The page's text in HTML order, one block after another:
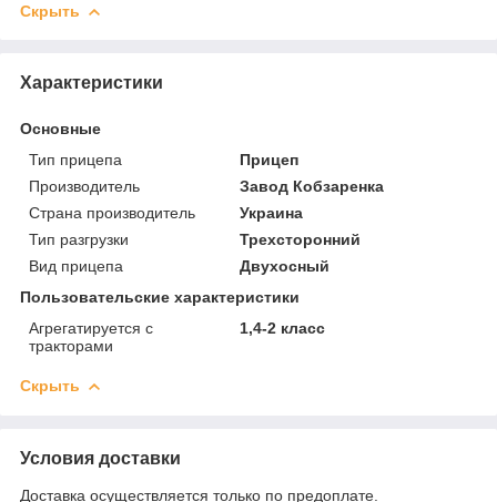
Скрыть
Характеристики
Основные
Тип прицепа
Прицеп
Производитель
Завод Кобзаренка
Страна производитель
Украина
Тип разгрузки
Трехсторонний
Вид прицепа
Двухосный
Пользовательские характеристики
Агрегатируется с
тракторами
1,4-2 класс
Скрыть
Условия доставки
Доставка осуществляется только по предоплате.